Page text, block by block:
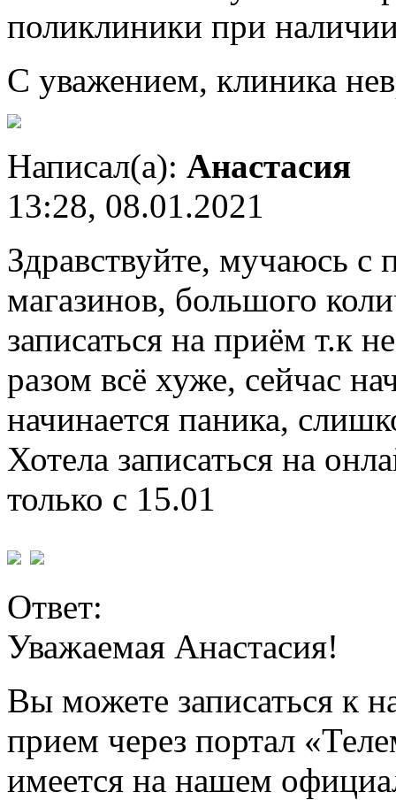
поликлиники при
С уважением, клиника
Написал(а): Анастасия
13:28, 08.01.2021
Здравствуйте, мучаюсь с
магазинов, большого
записаться на приём т.к
разом всё хуже, сейчас
начинается паника,
Хотела записаться на
только с 15.01
Ответ:
Уважаемая Анастасия!
Вы можете записаться к
прием через портал
имеется на нашем